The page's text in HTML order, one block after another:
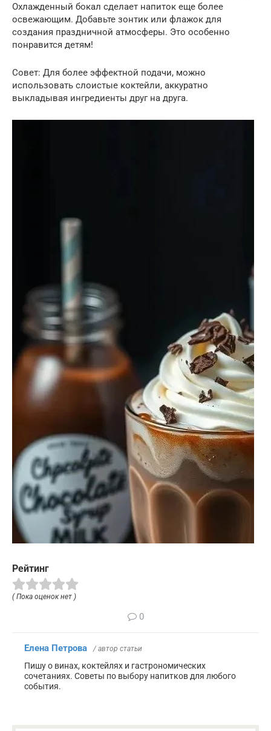
Охлажденный бокал сделает напиток еще более
освежающим. Добавьте зонтик или флажок для
создания праздничной атмосферы. Это особенно
понравится детям!
Совет: Для более эффектной подачи, можно
использовать слоистые коктейли, аккуратно
выкладывая ингредиенты друг на друга.
Рейтинг
( Пока оценок нет )
0
Елена Петрова / автор статьи
Пишу о винах, коктейлях и гастрономических
сочетаниях. Советы по выбору напитков для любого
события.